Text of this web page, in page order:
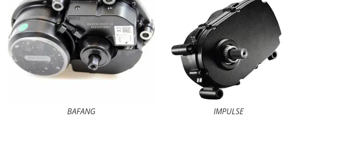
BAFANG IMPULSE